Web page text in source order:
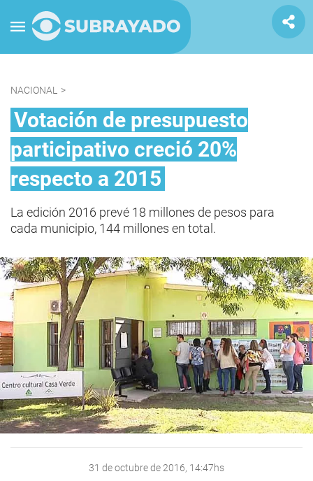
NACIONAL >
Votación de presupuesto
participativo creció 20%
respecto a 2015
La edición 2016 prevé 18 millones de pesos para
cada municipio, 144 millones en total.
31 de octubre de 2016, 14:47hs